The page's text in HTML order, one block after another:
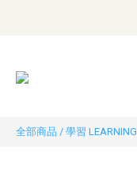
全部商品 / 學習 LEARNING